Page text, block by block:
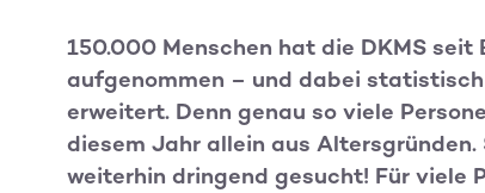
150.000 Menschen hat die DKMS seit
aufgenommen – und dabei
erweitert. Denn genau so viele
diesem Jahr allein aus
weiterhin dringend gesucht! Für viele